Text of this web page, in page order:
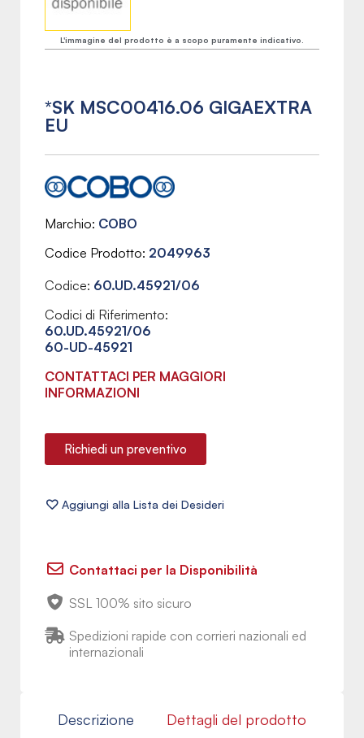
L'immagine del prodotto è a scopo puramente indicativo.
*SK MSC00416.06 GIGAEXTRA
EU
Marchio COBO
Codice Prodotto 2049963
Codice: 60.UD.45921/06
Codici di Riferimento:
60.UD.45921/06
60-UD-45921
CONTATTACI PER MAGGIORI
INFORMAZIONI
Richiedi un preventivo
Contattaci per la Disponibilità
SSL 100% sito sicuro
Spedizioni rapide con corrieri nazionali ed
internazionali
Descrizione Dettagli del prodotto